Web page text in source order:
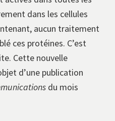
dans les cellules
aucun traitement
ces protéines. C’est
Cette nouvelle
d’une publication
du mois